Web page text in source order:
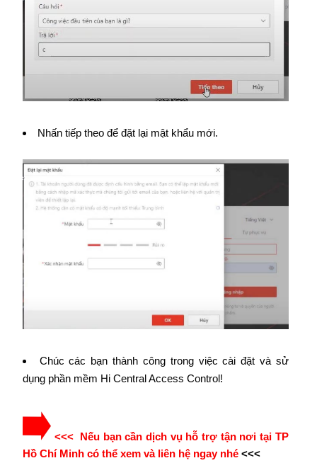
Nhấn tiếp theo để đặt lại mật khẩu mới.
Chúc các bạn thành công trong việc cài đặt và sử
dụng phần mềm Hi Central Access Control!
<<< Nếu bạn cần dịch vụ hỗ trợ tận nơi tại TP
Hồ Chí Minh có thể xem và liên hệ ngay nhé<<<